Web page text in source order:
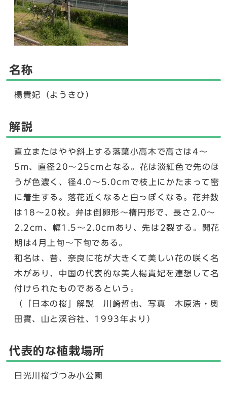
名称
楊貴妃（ようきひ）
解説
直立またはやや斜上する落葉小高木で高さは4～
5m、直径20～25cmとなる。花は淡紅色で先のほ
うが色濃く、径4.0～5.0cmで枝上にかたまって密
に着生する。落花近くなると白っぽくなる。花弁数
は18～20枚。弁は倒卵形～楕円形で、長さ2.0～
2.2cm、幅1.5～2.0cmあり、先は2裂する。開花
期は4月上旬～下旬である。
和名は、昔、奈良に花が大きくて美しい花の咲く名
木があり、中国の代表的な美人楊貴妃を連想して名
付けられたものであるという。
（「日本の桜」解説 川崎哲也、写真 木原浩・奥
田實、山と渓谷社、1993年より）
代表的な植栽場所
日光川桜づつみ小公園